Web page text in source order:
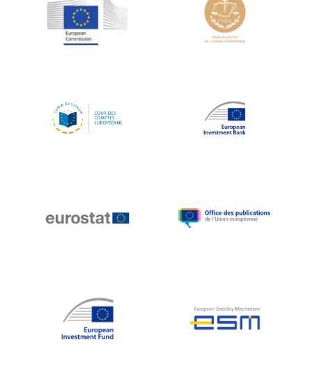
Jean-Louis Schiltz
Jean-Victor Louis
Johnny Åkerholm
Katharien L.C. Hunt
Klaus-Heiner Lehne
Koen LENAERTS
Lars Heikensten